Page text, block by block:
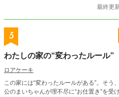
用な妻と、底知れぬ愛と独占欲を抱えた
最終更
5
わたしの家の“変わったルール”
ロアケーキ
この家には“変わったルールがある”。そう、
公のまいちゃんが理不尽に“お仕置き”を受